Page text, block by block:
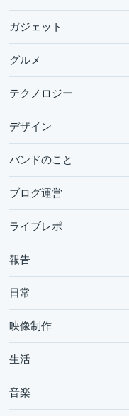
ガジェット
グルメ
テクノロジー
デザイン
バンドのこと
ブログ運営
ライブレポ
報告
日常
映像制作
生活
音楽